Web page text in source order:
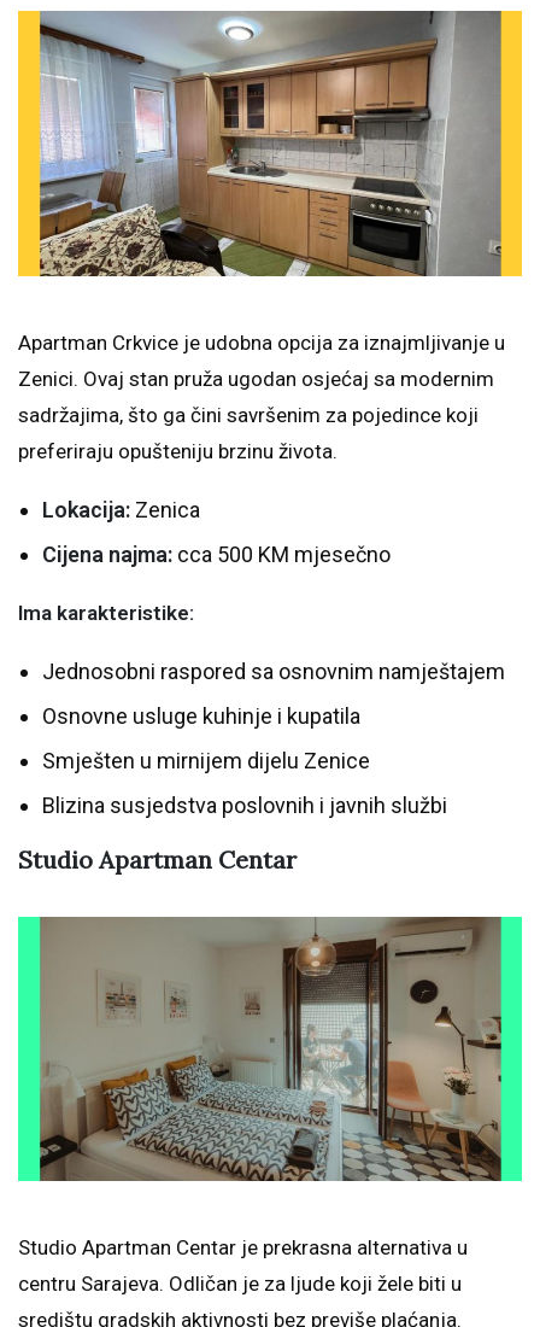
Apartman Crkvice je udobna opcija za iznajmljivanje u
Zenici. Ovaj stan pruža ugodan osjećaj sa modernim
sadržajima, što ga čini savršenim za pojedince koji
preferiraju opušteniju brzinu života.
Lokacija: Zenica
Cijena najma: cca 500 KM mjesečno
Ima karakteristike:
Jednosobni raspored sa osnovnim namještajem
Osnovne usluge kuhinje i kupatila
Smješten u mirnijem dijelu Zenice
Blizina susjedstva poslovnih i javnih službi
Studio Apartman Centar
Studio Apartman Centar je prekrasna alternativa u
centru Sarajeva. Odličan je za ljude koji žele biti u
središtu gradskih aktivnosti bez previše plaćanja.